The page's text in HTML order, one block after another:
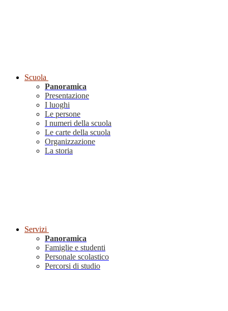
Scuola
Panoramica
Presentazione
I luoghi
Le persone
I numeri della scuola
Le carte della scuola
Organizzazione
La storia
Servizi
Panoramica
Famiglie e studenti
Personale scolastico
Percorsi di studio